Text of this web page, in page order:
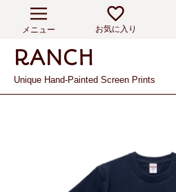
メニュー お気に入り
Unique Hand-Painted Screen Prints